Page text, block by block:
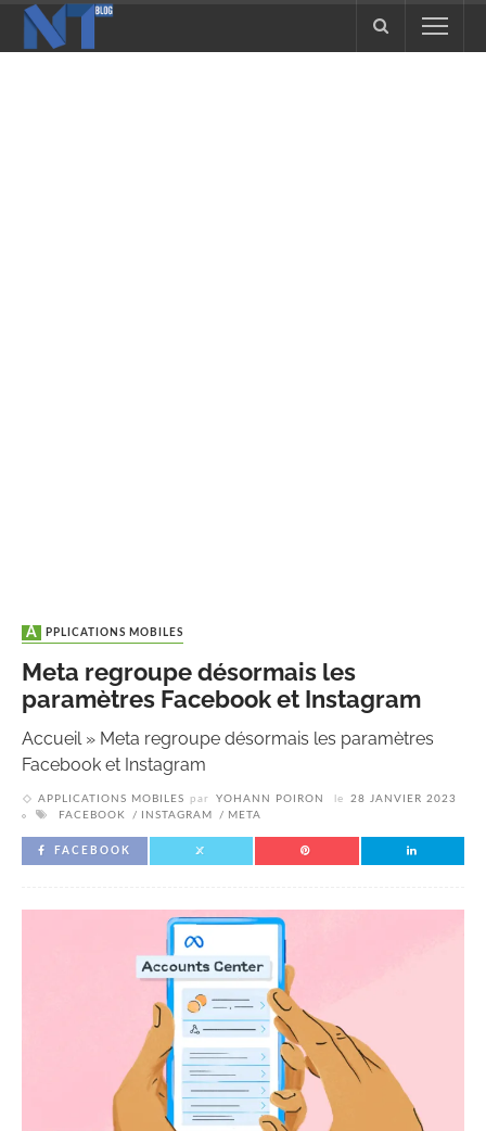
APPLICATIONS MOBILES
Meta regroupe désormais les
paramètres Facebook et Instagram
Accueil» Meta regroupe désormais les paramètres
Facebook et Instagram
APPLICATIONS MOBILES par YOHANN POIRON le
28 JANVIER 2023
FACEBOOK
INSTAGRAM META
FACEBOOK